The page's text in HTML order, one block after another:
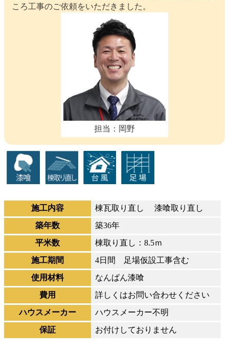
ころ工事のご依頼をいただきました。
担当：岡野
施工内容
棟瓦取り直し 漆喰取り直し
築年数
築36年
平米数
棟取り直し：8.5ｍ
施工期間
4日間 足場仮設工事含む
使用材料
なんばん漆喰
費用
詳しくはお問い合わせください
ハウスメーカー
ハウスメーカー不明
保証
お付けしておりません